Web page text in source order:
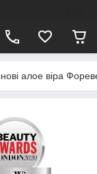
алое віра